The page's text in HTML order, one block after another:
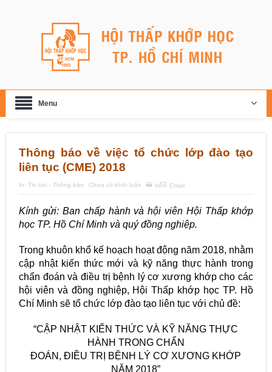
Menu
Thông báo về việc tổ chức lớp đào tạo
liên tục (CME) 2018
In: Tin tức - Thông báo Chưa có bình luận In Email
Kính gửi: Ban chấp hành và hội viên Hội Thấp khớp
học TP. Hồ Chí Minh và quý đồng nghiệp.
Trong khuôn khổ kế hoạch hoạt động năm 2018, nhằm
cập nhật kiến thức mới và kỹ năng thực hành trong
chẩn đoán và điều trị bệnh lý cơ xương khớp cho các
hội viên và đồng nghiệp, Hội Thấp khớp học TP. Hồ
Chí Minh sẽ tổ chức lớp đào tạo liên tục với chủ đề:
“CẬP NHẬT KIẾN THỨC VÀ KỸ NĂNG THỰC
HÀNH TRONG CHẨN
ĐOÁN, ĐIỀU TRỊ BỆNH LÝ CƠ XƯƠNG KHỚP
NĂM 2018”